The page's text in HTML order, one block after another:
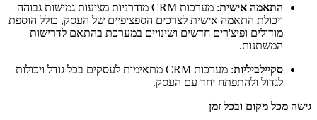
התאמה אישית
: מערכות CRM מודרניות מציעות גמישות גבוהה
ויכולת התאמה אישית לצרכים הספציפיים של העסק, כולל הוספת
מודולים ופיצ'רים חדשים ושינויים במערכת בהתאם לדרישות
המשתנות.
סקיילביליות
: מערכות CRM מתאימות לעסקים בכל גודל ויכולות
לגדול ולהתפתח יחד עם העסק.
גישה מכל מקום ובכל זמן